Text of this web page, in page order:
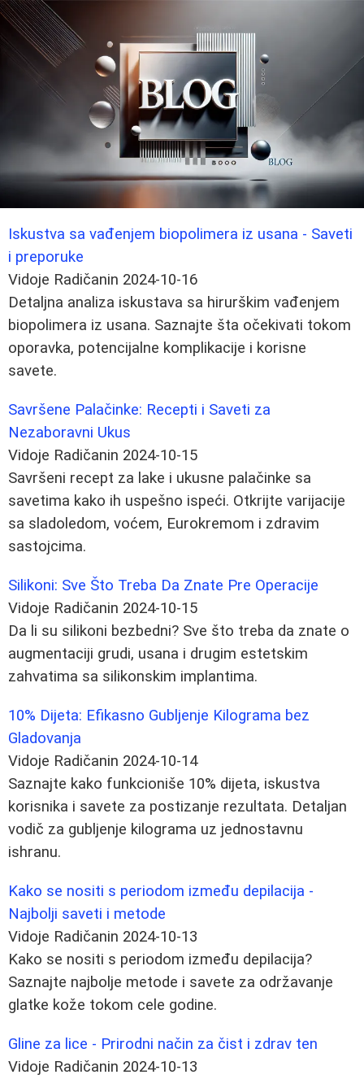
Iskustva sa vađenjem biopolimera iz usana - Saveti
i preporuke
Vidoje Radičanin 2024-10-16
Detaljna analiza iskustava sa hirurškim vađenjem
biopolimera iz usana. Saznajte šta očekivati tokom
oporavka, potencijalne komplikacije i korisne
savete.
Savršene Palačinke: Recepti i Saveti za
Nezaboravni Ukus
Vidoje Radičanin 2024-10-15
Savršeni recept za lake i ukusne palačinke sa
savetima kako ih uspešno ispeći. Otkrijte varijacije
sa sladoledom, voćem, Eurokremom i zdravim
sastojcima.
Silikoni: Sve Što Treba Da Znate Pre Operacije
Vidoje Radičanin 2024-10-15
Da li su silikoni bezbedni? Sve što treba da znate o
augmentaciji grudi, usana i drugim estetskim
zahvatima sa silikonskim implantima.
10% Dijeta: Efikasno Gubljenje Kilograma bez
Gladovanja
Vidoje Radičanin 2024-10-14
Saznajte kako funkcioniše 10% dijeta, iskustva
korisnika i savete za postizanje rezultata. Detaljan
vodič za gubljenje kilograma uz jednostavnu
ishranu.
Kako se nositi s periodom između depilacija -
Najbolji saveti i metode
Vidoje Radičanin 2024-10-13
Kako se nositi s periodom između depilacija?
Saznajte najbolje metode i savete za održavanje
glatke kože tokom cele godine.
Gline za lice - Prirodni način za čist i zdrav ten
Vidoje Radičanin 2024-10-13